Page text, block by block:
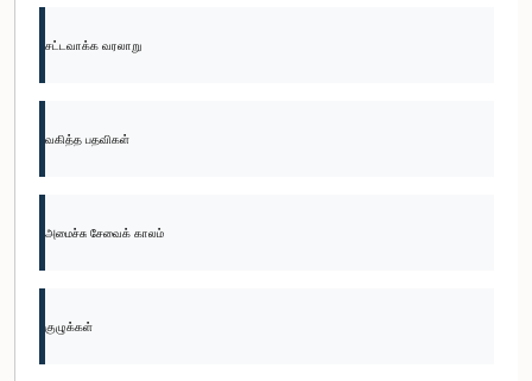
சட்டவாக்க வரலாறு
வகித்த பதவிகள்
அமைச்சு சேவைக் காலம்
குழுக்கள்